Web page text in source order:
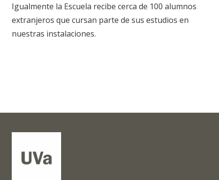
Igualmente la Escuela recibe cerca de 100 alumnos
extranjeros que cursan parte de sus estudios en
nuestras instalaciones.